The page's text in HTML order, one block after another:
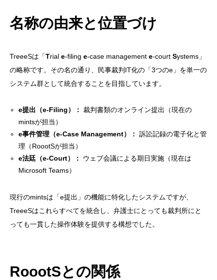
名称の由来と位置づけ
TreeeSは「Trial e-filing e-case management e-court Systems」
の略称です。その名の通り、民事裁判IT化の「3つのe」を単一の
システム群として統合することを目指しています。
e提出（e-Filing）： 裁判書類のオンライン提出（現在の
mintsが担当）
e事件管理（e-Case Management）： 訴訟記録の電子化と管
理（RoootSが担当）
e法廷（e-Court）：
ウェブ会議による期日実施（現在は
Microsoft Teams）
現行のmintsは「e提出」の機能に特化したシステムですが、
TreeeSはこれらすべてを統合し、弁護士にとっても裁判所にと
っても一貫した操作体験を提供する構想でした。
RoootSとの関係